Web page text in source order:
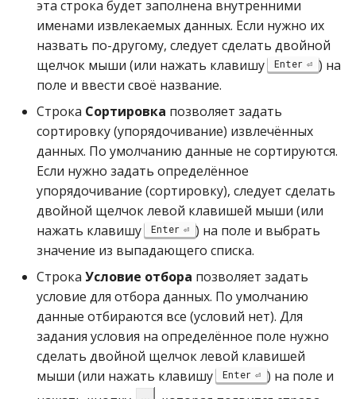
эта строка будет заполнена внутренними
именами извлекаемых данных. Если нужно их
назвать по-другому, следует сделать двойной
щелчок мыши (или нажать клавишу
Enter
) на
поле и ввести своё название.
Строка Сортировка позволяет задать
сортировку (упорядочивание) извлечённых
данных. По умолчанию данные не сортируются.
Если нужно задать определённое
упорядочивание (сортировку), следует сделать
двойной щелчок левой клавишей мыши (или
нажать клавишу
Enter
) на поле и выбрать
значение из выпадающего списка.
Строка Условие отбора позволяет задать
условие для отбора данных. По умолчанию
данные отбираются все (условий нет). Для
задания условия на определённое поле нужно
сделать двойной щелчок левой клавишей
мыши (или нажать клавишу
Enter
) на поле и